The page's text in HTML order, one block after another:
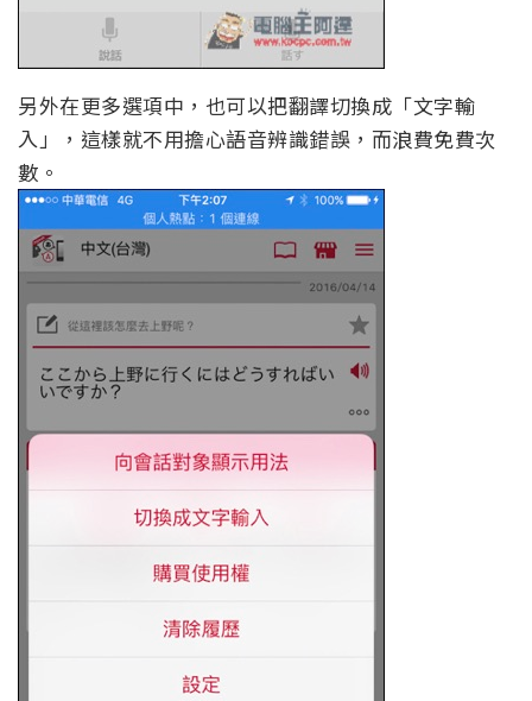
另外在更多選項中，也可以把翻譯切換成「文字輸
入」，這樣就不用擔心語音辨識錯誤，而浪費免費次
數。